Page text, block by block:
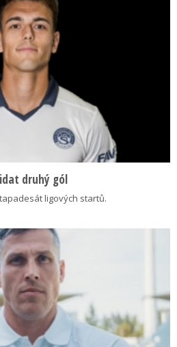
druhý gól
ligových startů.